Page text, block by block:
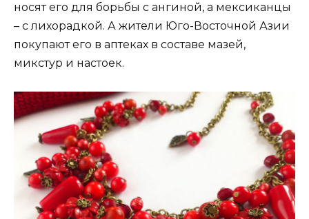
носят его для борьбы с ангиной, а мексиканцы
– с лихорадкой. А жители Юго-Восточной Азии
покупают его в аптеках в составе мазей,
микстур и настоек.